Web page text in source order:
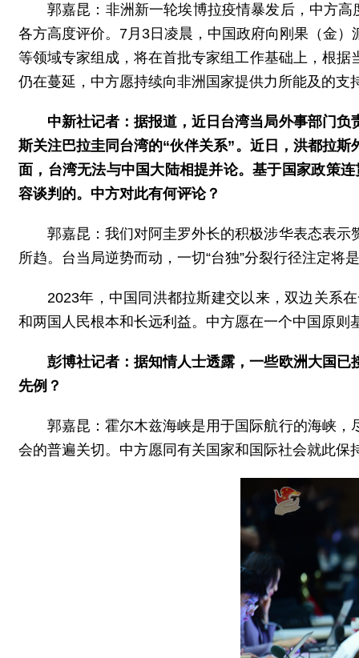
郭嘉昆：非洲新一轮埃博拉疫情暴发后，中方
各方高度评价。7月3日凌晨，中国政府向刚果（金
等领域专家组成，将在首批专家组工作基础上，根
仍在蔓延，中方愿持续向非洲国家提供力所能及的支
中新社记者：据报道，近日台湾当局外事部门
斯关注巴拉圭同台湾的“伙伴关系”。近日，洪都拉
面，台湾无法与中国大陆相提并论。基于国家政策
容谈判的。中方对此有何评论？
郭嘉昆：我们对阿圭罗外长的积极涉华表态表
所趋。台当局逆势而动，一切“台独”分裂行径注定将
2023年，中国同洪都拉斯建交以来，双边关系
和两国人民根本和长远利益。中方愿在一个中国原
彭博社记者：据知情人士透露，一些欧洲大国
先例？
郭嘉昆：霍尔木兹海峡是用于国际航行的海峡
会的普遍关切。中方愿同有关国家和国际社会就此保